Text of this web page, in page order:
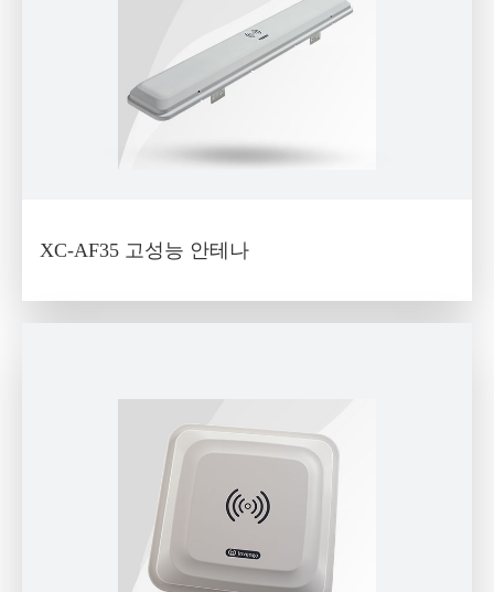
XC-AF35 고성능 안테나